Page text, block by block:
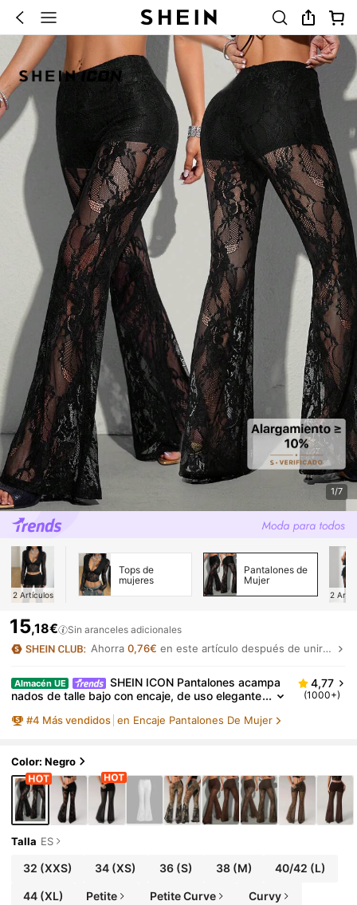
1/7
2 Artículos
Tops de
mujeres
Pantalones de
Mujer
2
15,18€ Sin aranceles adicionales
Ahorra 0,76€ en este artículo después de unirte.
Almacén UE
SHEIN ICON Pantalones acampa
nados de talle bajo con encaje, de uso elegante
Y2K
4,77
(1000+)
#4 Más vendidos en Encaje Pantalones De Mujer
Color: Negro
Talla ES
32 (XXS) 34 (XS) 36(S) 38(M) 40/42 (L)
44(XL) Petite Petite Curve Curvy